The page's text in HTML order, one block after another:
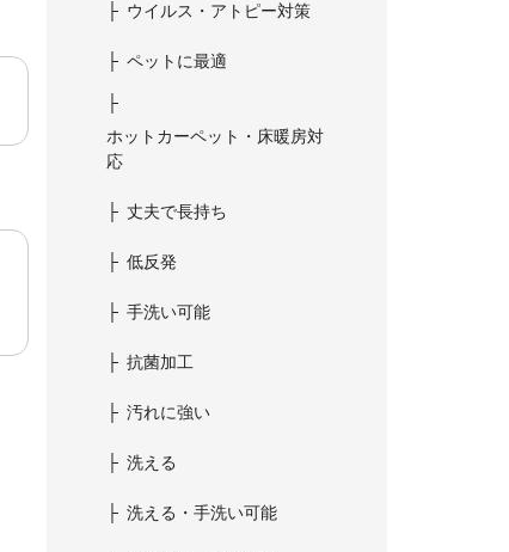
ウイルス・アトピー対策
ペットに最適
ホットカーペット・床暖房対
応
丈夫で長持ち
低反発
手洗い可能
抗菌加工
汚れに強い
洗える
洗える・手洗い可能